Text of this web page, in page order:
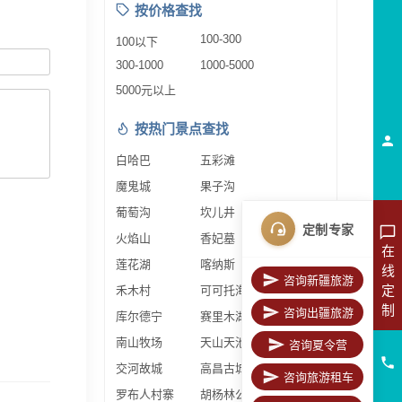
按价格查找
100以下
100-300
300-1000
1000-5000
5000元以上
按热门景点查找
白哈巴
五彩滩
魔鬼城
果子沟
葡萄沟
坎儿井
火焰山
香妃墓
莲花湖
喀纳斯
禾木村
可可托海
库尔德宁
赛里木湖
南山牧场
天山天池
交河故城
高昌古城
罗布人村寨
胡杨林公园
在
线
定
制
定制专家
咨询新疆旅游
咨询出疆旅游
咨询夏令营
咨询旅游租车